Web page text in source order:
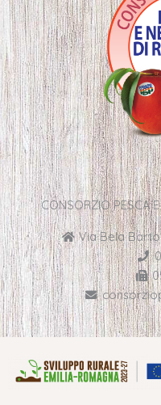
CONSORZIO PESCA
Via Bela